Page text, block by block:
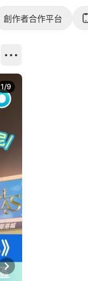
創作者合作平台
Next slide
1/9